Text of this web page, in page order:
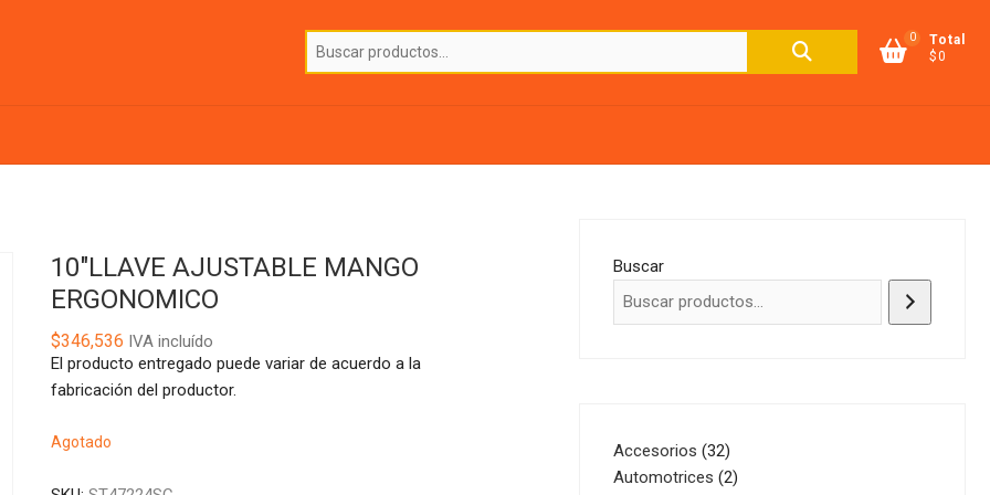
Buscar
0
Total
$0
10″LLAVE AJUSTABLE MANGO
ERGONOMICO
$346,536 IVA incluído
El producto entregado puede variar de acuerdo a la
fabricación del productor.
Agotado
Buscar
Accesorios 3232
productos
Automotrices 22